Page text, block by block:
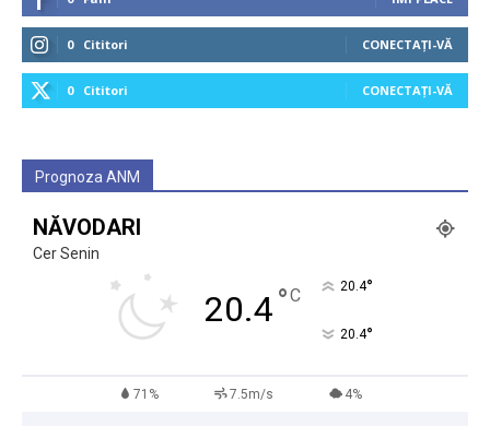
0 Cititori CONECTAȚI-VĂ
0 Cititori CONECTAȚI-VĂ
Prognoza ANM
NĂVODARI
Cer Senin
20.4°C 20.4°
20.4°
71% 7.5m/s 4%